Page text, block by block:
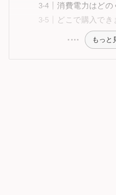
消費電力はどの
どこで購入でき
もっと